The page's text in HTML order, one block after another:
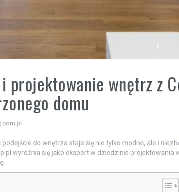
projektowanie wnętrz z
domu
do wnętrza staje się nie tylko modne, ale i
wyróżnia się jako ekspert w dziedzinie projektowania